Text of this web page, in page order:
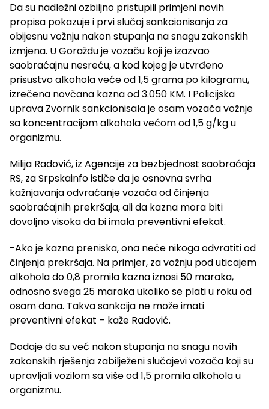
Da su nadležni ozbiljno pristupili primjeni novih
propisa pokazuje i prvi slučaj sankcionisanja za
obijesnu vožnju nakon stupanja na snagu zakonskih
izmjena. U Goraždu je vozaču koji je izazvao
saobraćajnu nesreću, a kod kojeg je utvrđeno
prisustvo alkohola veće od 1,5 grama po kilogramu,
izrečena novčana kazna od 3.050 KM. I Policijska
uprava Zvornik sankcionisala je osam vozača vožnje
sa koncentracijom alkohola većom od 1,5 g/kg u
organizmu.
Milija Radović, iz Agencije za bezbjednost saobraćaja
RS, za Srpskainfo ističe da je osnovna svrha
kažnjavanja odvraćanje vozača od činjenja
saobraćajnih prekršaja, ali da kazna mora biti
dovoljno visoka da bi imala preventivni efekat.
-Ako je kazna preniska, ona neće nikoga odvratiti od
činjenja prekršaja. Na primjer, za vožnju pod uticajem
alkohola do 0,8 promila kazna iznosi 50 maraka,
odnosno svega 25 maraka ukoliko se plati u roku od
osam dana. Takva sankcija ne može imati
preventivni efekat – kaže Radović.
Dodaje da su već nakon stupanja na snagu novih
zakonskih rješenja zabilježeni slučajevi vozača koji su
upravljali vozilom sa više od 1,5 promila alkohola u
organizmu.